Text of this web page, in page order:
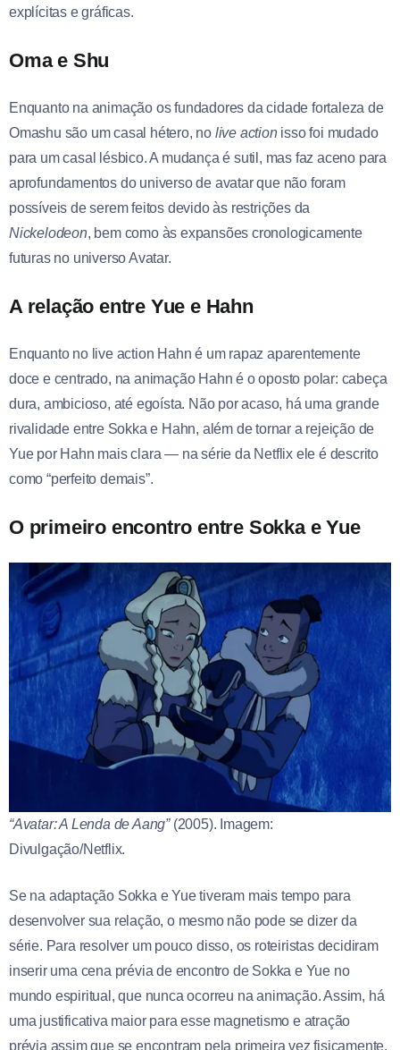
explícitas e gráficas.
Oma e Shu
Enquanto na animação os fundadores da cidade fortaleza de
Omashu são um casal hétero, no live actionisso foi mudado
para um casal lésbico. A mudança é sutil, mas faz aceno para
aprofundamentos do universo de avatar que não foram
possíveis de serem feitos devido às restrições da
Nickelodeon, bem como às expansões cronologicamente
futuras no universo Avatar.
A relação entre Yue e Hahn
Enquanto no live action Hahn é um rapaz aparentemente
doce e centrado, na animação Hahn é o oposto polar: cabeça
dura, ambicioso, até egoísta. Não por acaso, há uma grande
rivalidade entre Sokka e Hahn, além de tornar a rejeição de
Yue por Hahn mais clara — na série da Netflix ele é descrito
como “perfeito demais”.
O primeiro encontro entre Sokka e Yue
“Avatar: A Lenda de Aang”(2005). Imagem:
Divulgação/Netflix.
Se na adaptação Sokka e Yue tiveram mais tempo para
desenvolver sua relação, o mesmo não pode se dizer da
série. Para resolver um pouco disso, os roteiristas decidiram
inserir uma cena prévia de encontro de Sokka e Yue no
mundo espiritual, que nunca ocorreu na animação. Assim, há
uma justificativa maior para esse magnetismo e atração
prévia assim que se encontram pela primeira vez fisicamente.